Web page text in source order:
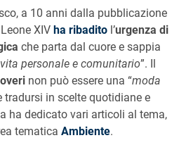
a 10 anni dalla pubblicazione
XIV ha ribaditol’urgenza di
che parta dal cuore e sappia
personale e comunitario”. Il
non può essere una “moda
tradursi in scelte quotidiane e
ha dedicato vari articoli al tema,
tematica Ambiente.